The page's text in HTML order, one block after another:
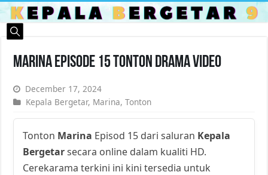
Marina Episode 15 Tonton Drama Video
December 17, 2024
Kepala Bergetar, Marina,Tonton
Tonton Marina Episod 15 dari saluran Kepala
Bergetarsecara online dalam kualiti HD.
Cerekarama terkini ini kini tersedia untuk